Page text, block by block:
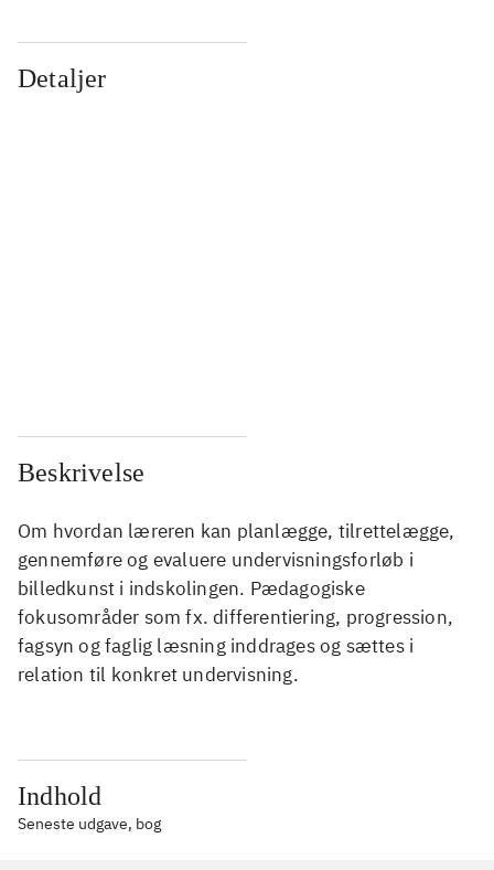
Detaljer
Beskrivelse
Om hvordan læreren kan planlægge, tilrettelægge,
gennemføre og evaluere undervisningsforløb i
billedkunst i indskolingen. Pædagogiske
fokusområder som fx. differentiering, progression,
fagsyn og faglig læsning inddrages og sættes i
relation til konkret undervisning.
Indhold
Seneste udgave, bog